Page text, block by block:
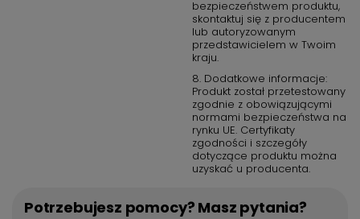
bezpieczeństwem produktu,
skontaktuj się z producentem
lub autoryzowanym
przedstawicielem w Twoim
kraju.
8. Dodatkowe informacje:
Produkt został przetestowany
zgodnie z obowiązującymi
normami bezpieczeństwa na
rynku UE. Certyfikaty
zgodności i szczegóły
dotyczące produktu można
uzyskać u producenta.
Potrzebujesz pomocy? Masz pytania?